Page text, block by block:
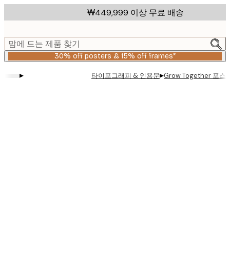
to
content.
₩449,999 이상 무료 배송
맘에 드는 제품 찾기
30% off posters & 15% off frames*
▸ 타이포그래피 & 인용문▸Grow Together 포스